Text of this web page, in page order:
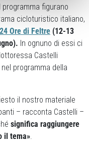
programma figurano
cicloturistico italiano,
24 Ore di Feltre (12-13
In ognuno di essi ci
Castelli
programma della
il nostro materiale
– racconta Castelli –
significa raggiungere
il tema».